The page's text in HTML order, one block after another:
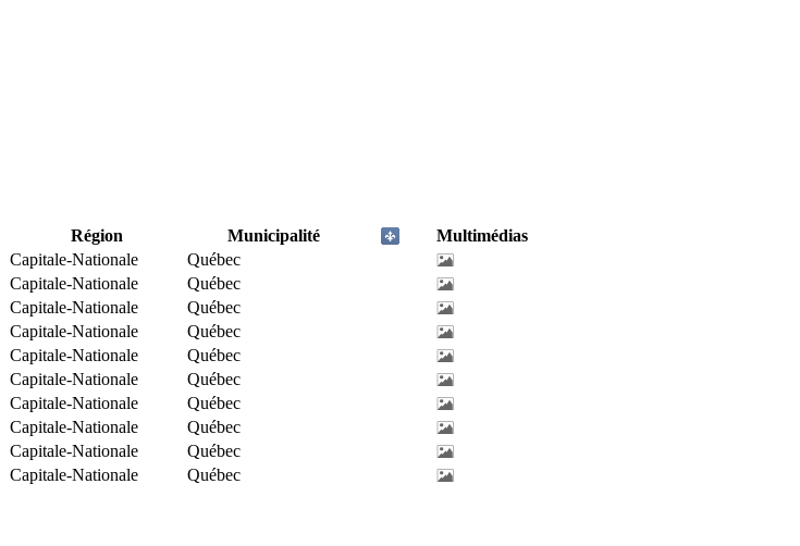
Région Municipalité
Multimédias
Capitale-Nationale
Québec
Capitale-Nationale
Québec
Capitale-Nationale
Québec
Capitale-Nationale
Québec
Capitale-Nationale
Québec
Capitale-Nationale
Québec
Capitale-Nationale
Québec
Capitale-Nationale
Québec
Capitale-Nationale
Québec
Capitale-Nationale Québec